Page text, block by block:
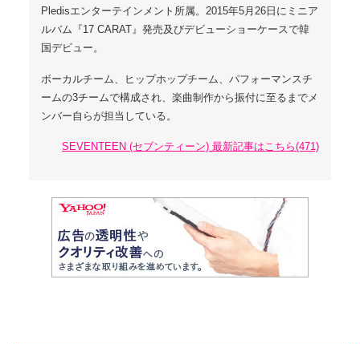
Pledisエンターテインメント所属。2015年5月26日にミニア
ルバム『17 CARAT』発売及びデビューショーケースで韓
国デビュー。
ボーカルチーム、ヒップホップチーム、パフォーマンスチ
ームの3チームで構成され、楽曲制作から振付に至るまでメ
ンバー自らが担当している。
SEVENTEEN (セブンティーン) 最新記事はこちら(471)